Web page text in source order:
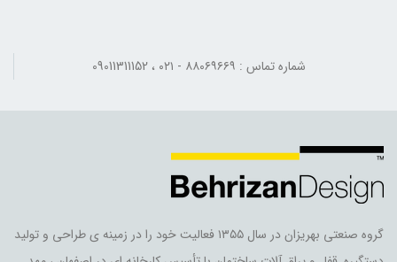
شماره تماس : ۸۸۰۶۹۶۶۹ - ۰۲۱ ، 09011311152
گروه صنعتی بهریزان در سال ۱۳۵۵ فعالیت خود را در زمینه ی طراحی و تولید